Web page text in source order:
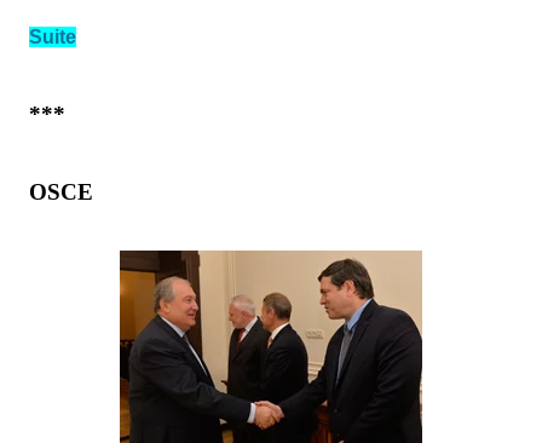
Suite
***
OSCE